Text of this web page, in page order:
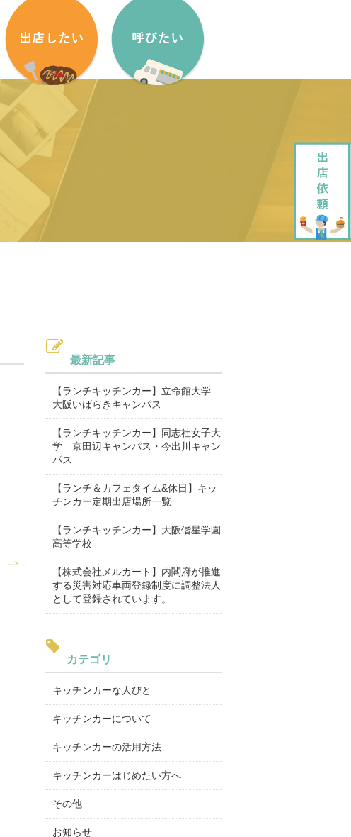
加盟方法
加盟申し込みフォーム
キッチンカーをはじめたい方へ
キッチンカー製作・販売
出店依頼方法
企画・運営させていただきます
最新記事
【ランチキッチンカー】立命館大学
大阪いばらきキャンパス
【ランチキッチンカー】同志社女子大
学 京田辺キャンパス・今出川キャン
パス
【ランチ＆カフェタイム&休日】キッ
チンカー定期出店場所一覧
【ランチキッチンカー】大阪偕星学園
高等学校
【株式会社メルカート】内閣府が推進
する災害対応車両登録制度に調整法人
として登録されています。
カテゴリ
キッチンカーな人びと
キッチンカーについて
キッチンカーの活用方法
キッチンカーはじめたい方へ
その他
お知らせ